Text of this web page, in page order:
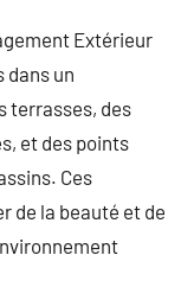
Extérieur
un
terrasses, des
et des points
Ces
de la beauté et de